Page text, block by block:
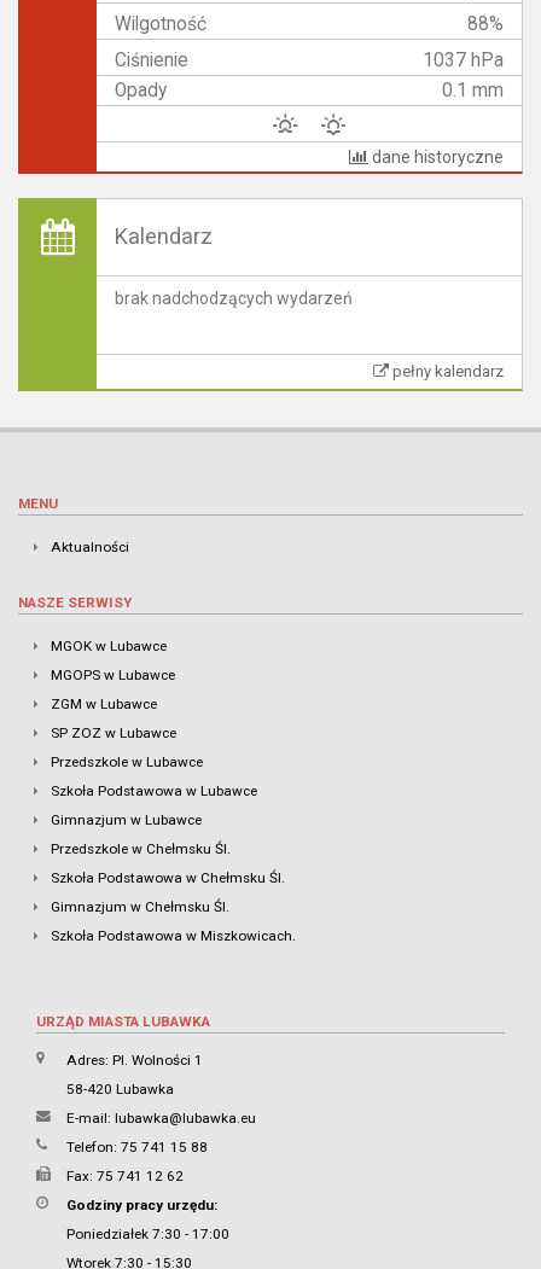
Wilgotność
88%
Ciśnienie
1037 hPa
Opady
0.1 mm
dane historyczne
Kalendarz
brak nadchodzących wydarzeń
pełny kalendarz
MENU
Aktualności
NASZE SERWISY
MGOK w Lubawce
MGOPS w Lubawce
ZGM w Lubawce
SP ZOZ w Lubawce
Przedszkole w Lubawce
Szkoła Podstawowa w Lubawce
Gimnazjum w Lubawce
Przedszkole w Chełmsku Śl.
Szkoła Podstawowa w Chełmsku Śl.
Gimnazjum w Chełmsku Śl.
Szkoła Podstawowa w Miszkowicach.
URZĄD MIASTA LUBAWKA
Adres: Pl. Wolności 1
58-420 Lubawka
E-mail: lubawka@lubawka.eu
Telefon: 75 741 15 88
Fax: 75 741 12 62
Godziny pracy urzędu:
Poniedziałek 7:30 - 17:00
Wtorek 7:30 - 15:30